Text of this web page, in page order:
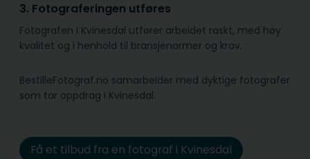
3. Fotograferingen utføres
Fotografen i Kvinesdal utfører arbeidet raskt, med høy
kvalitet og i henhold til bransje­normer og krav.
BestilleFotograf.no samarbeider med dyktige fotografer
som tar oppdrag i Kvinesdal.
Få et tilbud fra en fotograf i Kvinesdal